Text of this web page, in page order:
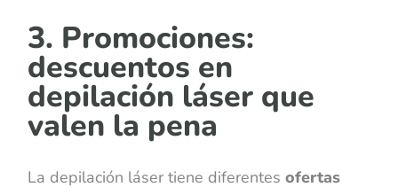
3. Promociones:
descuentos en
depilación láser que
valen la pena
La depilación láser tiene diferentesofertas